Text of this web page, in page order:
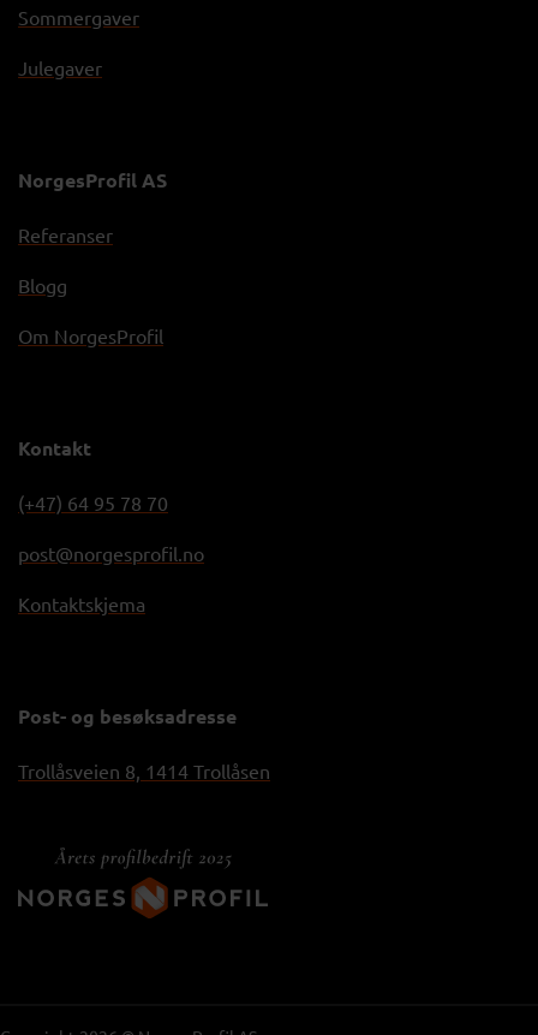
Sommergaver
Julegaver
NorgesProfil AS
Referanser
Blogg
Om NorgesProfil
Kontakt
(+47) 64 95 78 70
post@norgesprofil.no
Kontaktskjema
Post- og besøksadresse
Trollåsveien 8, 1414 Trollåsen